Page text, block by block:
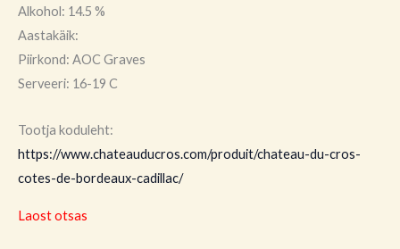
Alkohol: 14.5 %
Aastakäik:
Piirkond: AOC Graves
Serveeri: 16-19 C
Tootja koduleht:
https://www.chateauducros.com/produit/chateau-du-cros-
cotes-de-bordeaux-cadillac/
Laost otsas